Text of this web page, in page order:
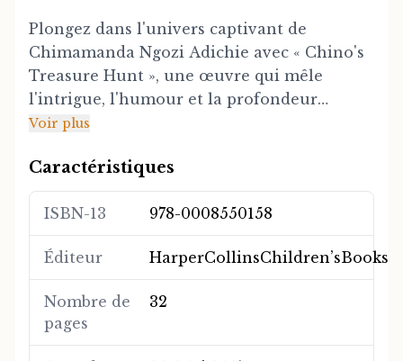
Plongez dans l'univers captivant de
Chimamanda Ngozi Adichie avec « Chino's
Treasure Hunt », une œuvre qui mêle
l'intrigue, l'humour et la profondeur
psychologique. Ce roman explore les
famille et de la quête personnelle à travers
les yeux d'un personnage attachant en
quête de sens dans un monde complexe.
Avec sa prose élégante et ses dialogues
réflexion nuancée sur les relations
humaines et les secrets familiaux. L'auteure
nigériane nous transporte dans une
Voir plus
Caractéristiques
ISBN-13 978-0008550158
Éditeur HarperCollinsChildren’sBooks
Nombre de
pages
32